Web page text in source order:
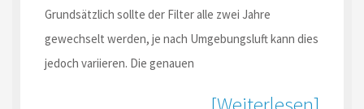
Grundsätzlich sollte der Filter alle zwei Jahre
gewechselt werden, je nach Umgebungsluft kann dies
jedoch variieren. Die genauen